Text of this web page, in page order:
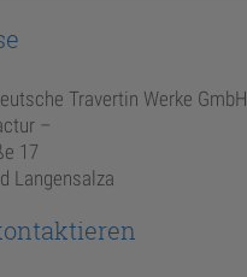
Travertin Werke GmbH
–
17
Langensalza